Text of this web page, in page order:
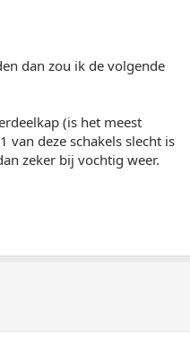
dan zou ik de volgende
(is het meest
van deze schakels slecht is
zeker bij vochtig weer.